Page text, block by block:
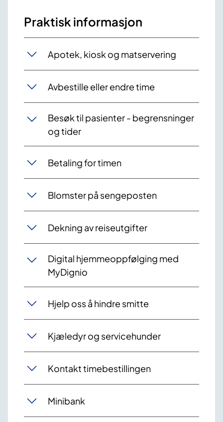
Praktisk informasjon
Apotek, kiosk og matservering
Avbestille eller endre time
Besøk til pasienter - begrensninger
og tider
Betaling for timen
Blomster på sengeposten
Dekning av reiseutgifter
Digital hjemmeoppfølging med
MyDignio
Hjelp oss å hindre smitte
Kjæledyr og servicehunder
Kontakt timebestillingen
Minibank